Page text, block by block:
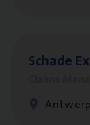
Scha­de